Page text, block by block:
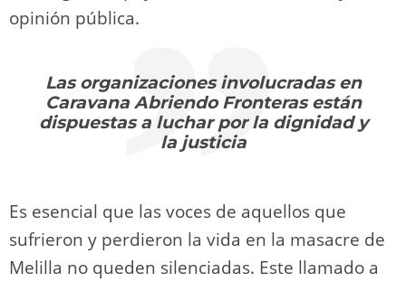
opinión pública.
Las organizaciones involucradas en
Caravana Abriendo Fronteras están
dispuestas a luchar por la dignidad y
la justicia
Es esencial que las voces de aquellos que
sufrieron y perdieron la vida en la masacre de
Melilla no queden silenciadas. Este llamado a